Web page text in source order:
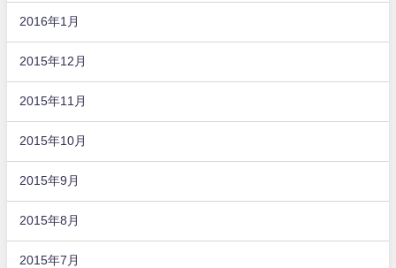
2016年1月
2015年12月
2015年11月
2015年10月
2015年9月
2015年8月
2015年7月